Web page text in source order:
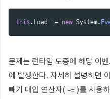
this . Load += new System.
문제는 런타임 도중에 해당 이
에 발생한다. 자세히 설명하면
빼기 대입 연산자( -= )를 사용